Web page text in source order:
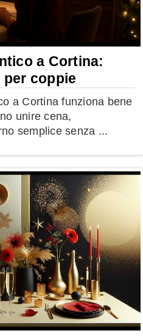
a Cortina:
per coppie
a Cortina funziona bene
unire cena,
semplice senza ...